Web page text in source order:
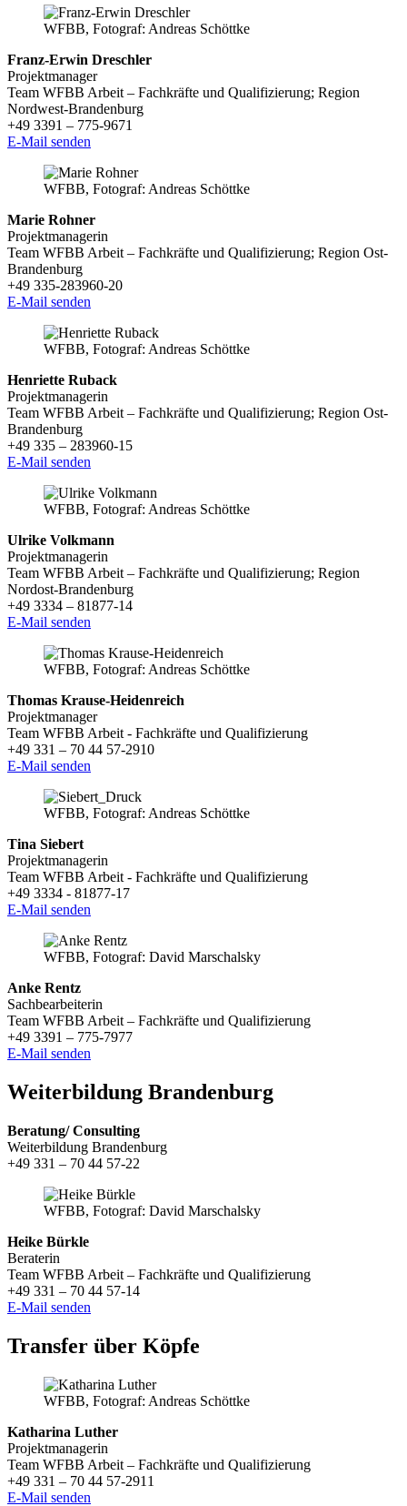
WFBB, Fotograf: Andreas Schöttke
Franz-Erwin Dreschler
Projektmanager
Team WFBB Arbeit – Fachkräfte und Qualifizierung; Region
Nordwest-Brandenburg
+49 3391 – 775-9671
E-Mail senden
WFBB, Fotograf: Andreas Schöttke
Marie Rohner
Projektmanagerin
Team WFBB Arbeit – Fachkräfte und Qualifizierung; Region Ost-
Brandenburg
+49 335-283960-20
E-Mail senden
WFBB, Fotograf: Andreas Schöttke
Henriette Ruback
Projektmanagerin
Team WFBB Arbeit – Fachkräfte und Qualifizierung; Region Ost-
Brandenburg
+49 335 – 283960-15
E-Mail senden
WFBB, Fotograf: Andreas Schöttke
Ulrike Volkmann
Projektmanagerin
Team WFBB Arbeit – Fachkräfte und Qualifizierung; Region
Nordost-Brandenburg
+49 3334 – 81877-14
E-Mail senden
WFBB, Fotograf: Andreas Schöttke
Thomas Krause-Heidenreich
Projektmanager
Team WFBB Arbeit - Fachkräfte und Qualifizierung
+49 331 – 70 44 57-2910
E-Mail senden
WFBB, Fotograf: Andreas Schöttke
Tina Siebert
Projektmanagerin
Team WFBB Arbeit - Fachkräfte und Qualifizierung
+49 3334 - 81877-17
E-Mail senden
WFBB, Fotograf: David Marschalsky
Anke Rentz
Sachbearbeiterin
Team WFBB Arbeit – Fachkräfte und Qualifizierung
+49 3391 – 775-7977
E-Mail senden
Weiterbildung Brandenburg
Beratung/ Consulting
Weiterbildung Brandenburg
+49 331 – 70 44 57-22
WFBB, Fotograf: David Marschalsky
Heike Bürkle
Beraterin
Team WFBB Arbeit – Fachkräfte und Qualifizierung
+49 331 – 70 44 57-14
E-Mail senden
Transfer über Köpfe
WFBB, Fotograf: Andreas Schöttke
Katharina Luther
Projektmanagerin
Team WFBB Arbeit – Fachkräfte und Qualifizierung
+49 331 – 70 44 57-2911
E-Mail senden